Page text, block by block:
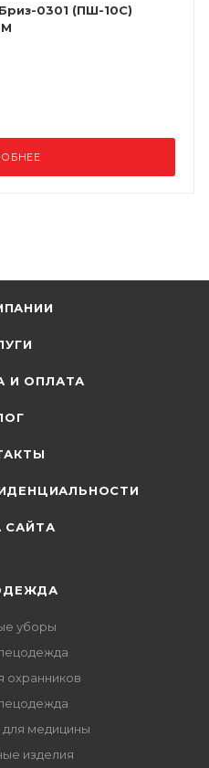
0301 (ПШ-10C)
И ОПЛАТА
САЙТА
уборы
охранников
медицины
изделия